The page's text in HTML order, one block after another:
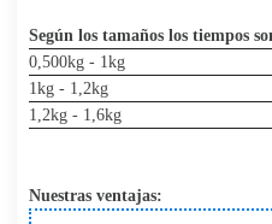
Según los tamaños los tiempos
0,500kg - 1kg
1kg - 1,2kg
1,2kg - 1,6kg
Nuestras ventajas: